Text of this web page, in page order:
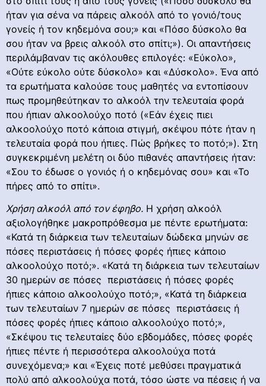
ήταν για σένα να πάρεις αλκοόλ από το γονιό/τους
γονείς ή τον κηδεμόνα σου;» και «Πόσο δύσκολο θα
σου ήταν να βρεις αλκοόλ στο σπίτι;»). Οι απαντήσεις
περιλάμβαναν τις ακόλουθες επιλογές: «Εύκολο»,
«Ούτε εύκολο ούτε δύσκολο» και «Δύσκολο». Ένα από
τα ερωτήματα καλούσε τους μαθητές να εντοπίσουν
πως προμηθεύτηκαν το αλκοόλ την τελευταία φορά
που ήπιαν αλκοολούχο ποτό («Εάν έχεις πιει
αλκοολούχο ποτό κάποια στιγμή, σκέψου πότε ήταν η
τελευταία φορά που ήπιες. Πώς βρήκες το ποτό;»). Στη
συγκεκριμένη μελέτη οι δύο πιθανές απαντήσεις ήταν:
«Σου το έδωσε ο γονιός ή ο κηδεμόνας σου» και «Το
πήρες από το σπίτι».
Χρήση αλκοόλ από τον έφηβο. Η χρήση αλκοόλ
αξιολογήθηκε μακροπρόθεσμα με πέντε ερωτήματα:
«Κατά τη διάρκεια των τελευταίων δώδεκα μηνών σε
πόσες περιστάσεις ή πόσες φορές ήπιες κάποιο
αλκοολούχο ποτό;». «Κατά τη διάρκεια των τελευταίων
30 ημερών σε πόσες περιστάσεις ή πόσες φορές
ήπιες κάποιο αλκοολούχο ποτό;», «Κατά τη διάρκεια
των τελευταίων 7 ημερών σε πόσες περιστάσεις ή
πόσες φορές ήπιες κάποιο αλκοολούχο ποτό;»,
«Σκέψου τις τελευταίες δύο εβδομάδες, πόσες φορές
ήπιες πέντε ή περισσότερα αλκοολούχα ποτά
συνεχόμενα;» και «Έχεις ποτέ μεθύσει πραγματικά
πολύ από αλκοολούχα ποτά, τόσο ώστε να πέσεις ή να